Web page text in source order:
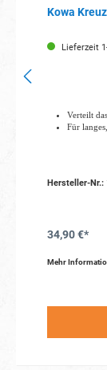
Kowa
Lieferzeit
Verteilt
Für
Hersteller-Nr.:
34,90 €*
Mehr